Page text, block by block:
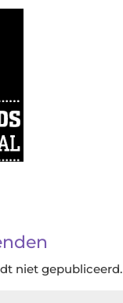
niet gepubliceerd.